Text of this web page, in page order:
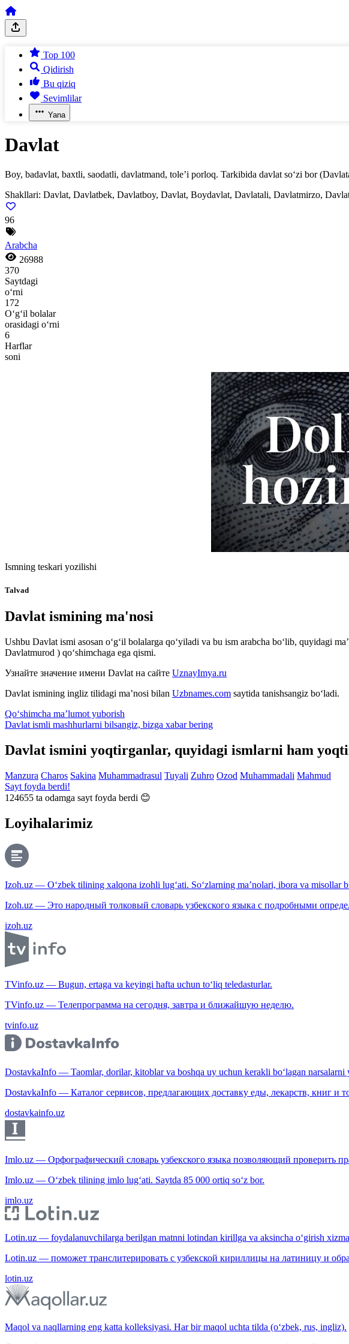
Top 100
Qidirish
Bu qiziq
Sevimlilar
Yana
Davlat
Boy, badavlat, baxtli, saodatli, davlatmand, tole’i porloq. Tarkibida davlat so‘zi bor
Shakllari: Davlat, Davlatbek, Davlatboy, Davlat, Boydavlat, Davlatali, Davlatmirzo,
96
Arabcha
26988
370
Saytdagi
o‘rni
172
O‘g‘il bolalar
orasidagi o‘rni
6
Harflar
soni
Ismning teskari yozilishi
Talvad
Davlat ismining ma'nosi
Ushbu Davlat ismi asosan o‘g‘il bolalarga qo‘yiladi va bu ism arabcha bo‘lib, quyidagi
Davlatmurod ) qo‘shimchaga ega qismi.
Узнайте значение имени Davlat на сайте UznayImya.ru
Davlat ismining ingliz tilidagi ma’nosi bilan Uzbnames.com saytida tanishsangiz bo‘ladi.
Qo‘shimcha ma’lumot yuborish
Davlat ismli mashhurlarni bilsangiz, bizga xabar bering
Davlat ismini yoqtirganlar, quyidagi ismlarni ham
Manzura Charos Sakina Muhammadrasul Tuyali Zuhro Ozod Muhammadali Mahmud
Sayt foyda berdi!
124655 ta odamga sayt foyda berdi 😊
Loyihalarimiz
Izoh.uz — O‘zbek tilining xalqona izohli lug‘ati. So‘zlarning ma’nolari, ibora va misollar
Izoh.uz — Это народный толковый словарь узбекского языка с подробными
izoh.uz
TVinfo.uz — Bugun, ertaga va keyingi hafta uchun to‘liq teledasturlar.
TVinfo.uz — Телепрограмма на сегодня, завтра и ближайшую неделю.
tvinfo.uz
DostavkaInfo — Taomlar, dorilar, kitoblar va boshqa uy uchun kerakli bo‘lagan narsalarni
DostavkaInfo — Каталог сервисов, предлагающих доставку еды, лекарств, книг и
dostavkainfo.uz
Imlo.uz — Орфографический словарь узбекского языка позволяющий проверить
Imlo.uz — O‘zbek tilining imlo lug‘ati. Saytda 85 000 ortiq so‘z bor.
imlo.uz
Lotin.uz — foydalanuvchilarga berilgan matnni lotindan kirillga va aksincha o‘girish
Lotin.uz — поможет транслитерировать с узбекской кириллицы на латиницу и
lotin.uz
Maqol va naqllarning eng katta kolleksiyasi. Har bir maqol uchta tilda (o‘zbek, rus, ingliz).